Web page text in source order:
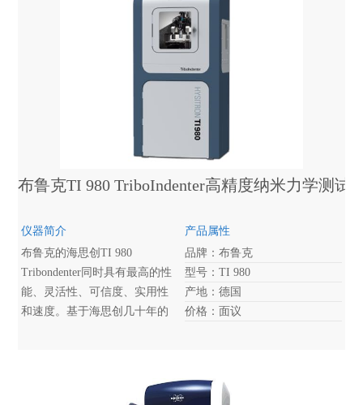
布鲁克TI 980 TriboIndenter高精度纳米力学测试
仪器简介
布鲁克的海思创TI 980
Tribondenter同时具有最高的性
能、灵活性、可信度、实用性
和速度。基于海思创几十年的
产品属性
品牌：布鲁克
型号：TI 980
产地：德国
价格：面议